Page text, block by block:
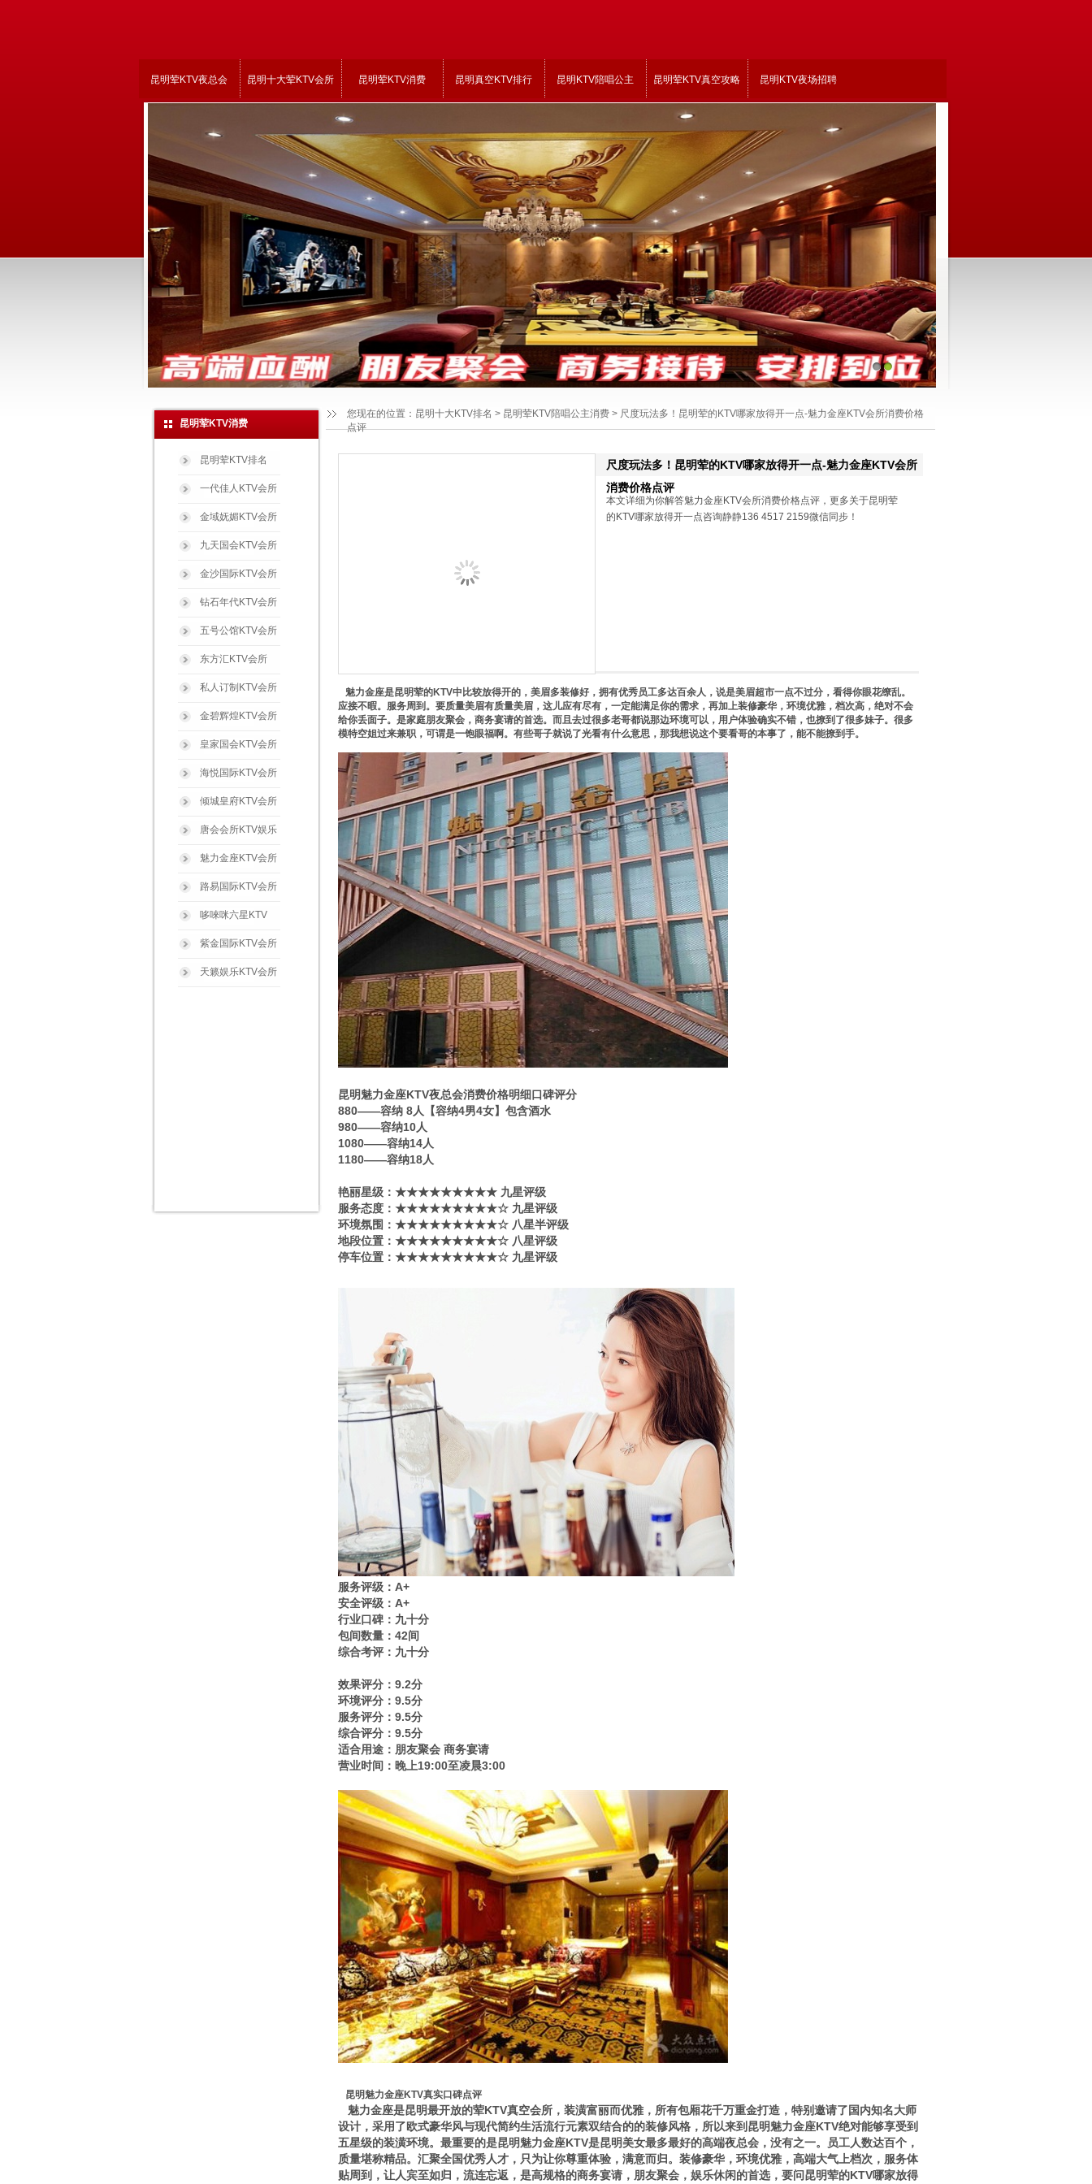
1 2
昆明荤KTV夜总会 昆明十大荤KTV会所 昆明荤KTV消费 昆明真空KTV排行 昆明KTV陪唱公主 昆明荤KTV真空攻略 昆明KTV夜场招聘
昆明荤KTV消费
昆明荤KTV排名
一代佳人KTV会所
金域妩媚KTV会所
九天国会KTV会所
金沙国际KTV会所
钻石年代KTV会所
五号公馆KTV会所
东方汇KTV会所
私人订制KTV会所
金碧辉煌KTV会所
皇家国会KTV会所
海悦国际KTV会所
倾城皇府KTV会所
唐会会所KTV娱乐
魅力金座KTV会所
路易国际KTV会所
哆唻咪六星KTV
紫金国际KTV会所
天籁娱乐KTV会所
您现在的位置： 昆明十大KTV排名 > 昆明荤KTV陪唱公主消费 > 尺度玩法多！昆明荤的KTV哪家放得开一点-魅力金座KTV会所消费价格
点评
尺度玩法多！昆明荤的KTV哪家放得开一点-魅力金座KTV会所
消费价格点评
本文详细为你解答魅力金座KTV会所消费价格点评，更多关于昆明荤
的KTV哪家放得开一点咨询静静136 4517 2159微信同步！
魅力金座是昆明荤的KTV中比较放得开的，美眉多装修好，拥有优秀员工多达百余人，说是美眉超市一点不过分，看得你眼花缭乱。
应接不暇。服务周到。要质量美眉有质量美眉，这儿应有尽有，一定能满足你的需求，再加上装修豪华，环境优雅，档次高，绝对不会
给你丢面子。是家庭朋友聚会，商务宴请的首选。而且去过很多老哥都说那边环境可以，用户体验确实不错，也撩到了很多妹子。很多
模特空姐过来兼职，可谓是一饱眼福啊。有些哥子就说了光看有什么意思，那我想说这个要看哥的本事了，能不能撩到手。
昆明魅力金座KTV夜总会消费价格明细口碑评分
880——容纳 8人【容纳4男4女】包含酒水
980——容纳10人
1080——容纳14人
1180——容纳18人
艳丽星级​‌‌：★★★★★★★★★ 九星评级
服务态度：★★★★★★★★★☆ 九星评级
环境氛围：★★★★★★★★★☆ 八星半评级
地段位置：★★★★★★★★★☆ 八星评级
停车位置：★★★★★★★★★☆ 九星评级
服务评级：A+
安全评级：A+
行业口碑：九十分
包间数量：42间
综合考评：九十分
效果评分：9.2分
环境评分：9.5分
服务评分：9.5分
综合评分：9.5分
适合用途：朋友聚会 商务宴请
营业时间：晚上19:00至凌晨3:00
昆明魅力金座KTV真实口碑点评
魅力金座是昆明最开放的荤KTV真空会所，装潢富丽而优雅，所有包厢花千万重金打造，特别邀请了国内知名大师
设计，采用了欧式豪华风与现代简约生活流行元素双结合的的装修风格，所以来到昆明魅力金座KTV绝对能够享受到
五星级的装潢环境。最重要的是昆明魅力金座KTV是昆明美女最多最好的高端夜总会，没有之一。员工人数达百个，
质量堪称精品。汇聚全国优秀人才，只为让你尊重体验，满意而归。装修豪华，环境优雅，高端大气上档次，服务体
贴周到，让人宾至如归，流连忘返，是高规格的商务宴请，朋友聚会，娱乐休闲的首选，要问昆明荤的KTV哪家放得